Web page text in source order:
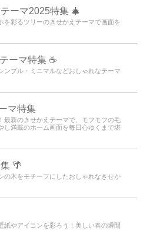
ーマ2025特集 🎄
を彩るツリーのきせかえテーマで画面を
ーマ特集 ☕
ンプル・ミニマルなどおしゃれなテーマ
マ特集
最新のきせかえテーマで、モフモフの毛
し満載のホーム画面を毎日心ゆくまで堪
🌴
の木をモチーフにしたおしゃれなきせか
紙やアイコンを彩ろう！美しい春の瞬間